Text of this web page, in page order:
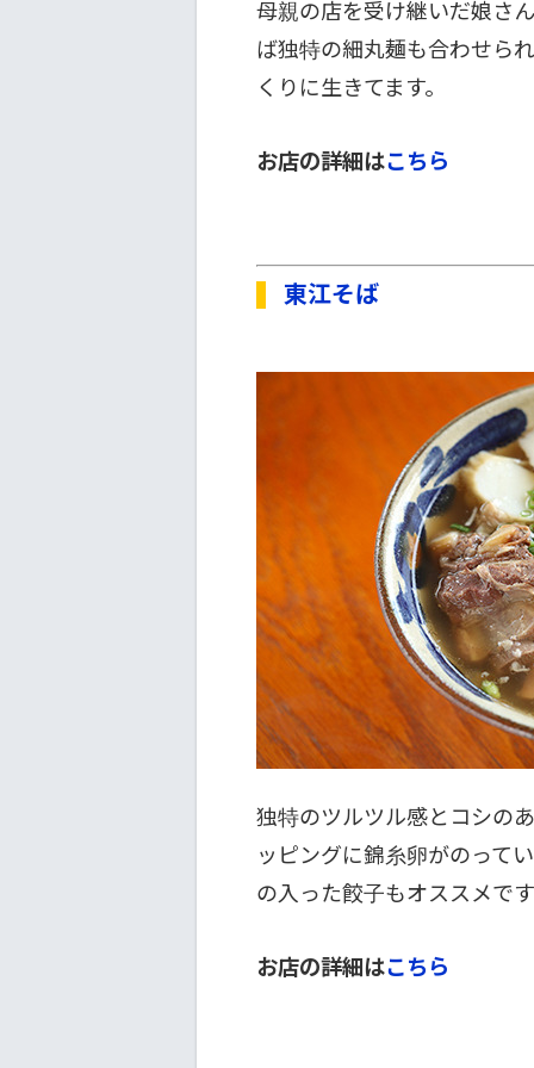
母親の店を受け継いだ娘さ
ば独特の細丸麺も合わせら
くりに生きてます。
お店の詳細はこちら
東江そば
独特のツルツル感とコシの
ッピングに錦糸卵がのって
の入った餃子もオススメで
お店の詳細はこちら